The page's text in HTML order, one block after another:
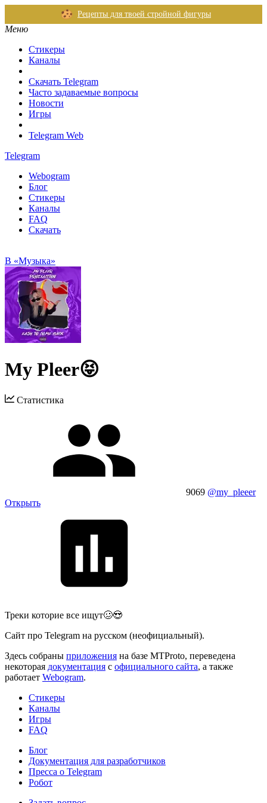
Рецепты для твоей стройной фигуры
Меню
Стикеры
Каналы
Скачать Telegram
Часто задаваемые вопросы
Новости
Игры
Telegram Web
Telegram
Webogram
Блог
Стикеры
Каналы
FAQ
Скачать
В «Музыка»
My Pleer😝
Статистика
9069 @my_pleeer
Открыть
Треки которие все ищут🥴😍
Сайт про Telegram на русском (неофициальный).
Здесь собраны приложения на базе MTProto, переведена
некоторая документация с официального сайта, а также
работает Webogram.
Стикеры
Каналы
Игры
FAQ
Блог
Документация для разработчиков
Пресса о Telegram
Робот